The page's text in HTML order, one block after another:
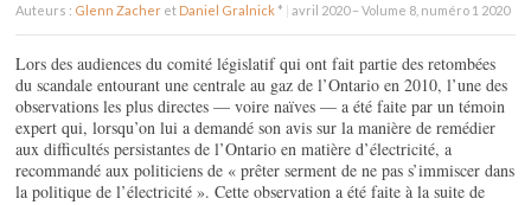
Auteurs : Glenn Zacher et Daniel Gralnick * |avril 2020 – Volume 8, numéro 1 2020
Lors des audiences du comité législatif qui ont fait partie des retombées
du scandale entourant une centrale au gaz de l’Ontario en 2010, l’une des
observations les plus directes — voire naïves — a été faite par un témoin
expert qui, lorsqu’on lui a demandé son avis sur la manière de remédier
aux difficultés persistantes de l’Ontario en matière d’électricité, a
recommandé aux politiciens de « prêter serment de ne pas s’immiscer dans
la politique de l’électricité ». Cette observation a été faite à la suite de